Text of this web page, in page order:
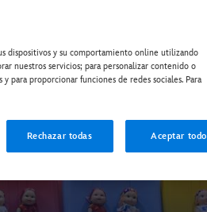
dispositivos y su comportamiento online utilizando
nuestros servicios; para personalizar contenido o
para proporcionar funciones de redes sociales. Para
Rechazar todas Aceptar todo